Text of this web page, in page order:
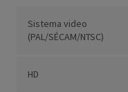
Sistema video
(PAL/SÉCAM/NTSC)
HD